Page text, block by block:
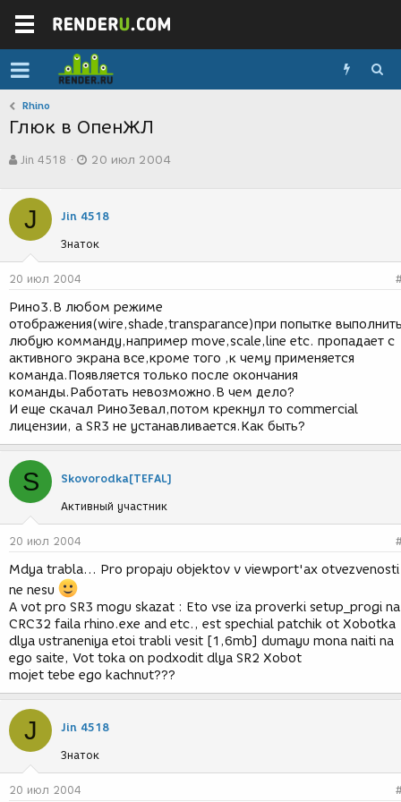
Rhino
Глюк в ОпенЖЛ
в
о
т
е
м
ы
Jin 4518
а
с
з
д
и
я
20 июл 2004
J Jin 4518
Знаток
20 июл 2004
Рино3.В любом режиме
отображения(wire,shade,transparance)при попытке
любую комманду,например move,scale,line etc. пропадает с
активного экрана все,кроме того ,к чему применяется
команда.Появляется только после окончания
команды.Работать невозможно.В чем дело?
И еще скачал Рино3евал,потом крекнул то commercial
лицензии, а SR3 не устанавливается.Как быть?
S Skovorodka[TEFAL]
Активный участник
20 июл 2004
Mdya trabla... Pro propaju objektov v viewport'ax otvezvenosti
ne nesu
A vot pro SR3 mogu skazat : Eto vse iza proverki setup_progi na
CRC32 faila rhino.exe and etc., est spechial patchik ot Xobotka
dlya ustraneniya etoi trabli vesit [1,6mb] dumayu mona naiti na
ego saite, Vot toka on podxodit dlya SR2 Xobot
mojet tebe ego kachnut???
J Jin 4518
Знаток
20 июл 2004